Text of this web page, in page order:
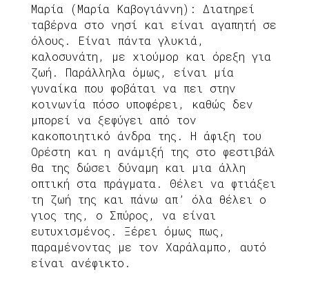
Μαρία (Μαρία Καβογιάννη): Διατηρεί
ταβέρνα στο νησί και είναι αγαπητή σε
όλους. Είναι πάντα γλυκιά,
καλοσυνάτη, με χιούμορ και όρεξη για
ζωή. Παράλληλα όμως, είναι μία
γυναίκα που φοβάται να πει στην
κοινωνία πόσο υποφέρει, καθώς δεν
μπορεί να ξεφύγει από τον
κακοποιητικό άνδρα της. Η άφιξη του
Ορέστη και η ανάμιξή της στο φεστιβάλ
θα της δώσει δύναμη και μια άλλη
οπτική στα πράγματα. Θέλει να φτιάξει
τη ζωή της και πάνω απ’ όλα θέλει ο
γιος της, ο Σπύρος, να είναι
ευτυχισμένος. Ξέρει όμως πως,
παραμένοντας με τον Χαράλαμπο, αυτό
είναι ανέφικτο.